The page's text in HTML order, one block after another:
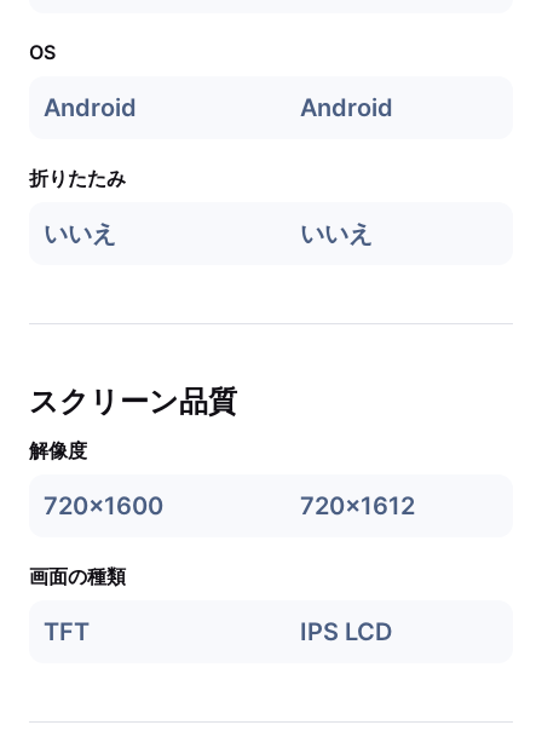
OS
Android Android
折りたたみ
いいえ いいえ
スクリーン品質
解像度
720x1600 720x1612
画面の種類
TFT IPS LCD